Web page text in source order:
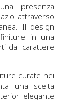
presenza
attraverso
Il design
in una
dal carattere
curate nei
una scelta
elegante